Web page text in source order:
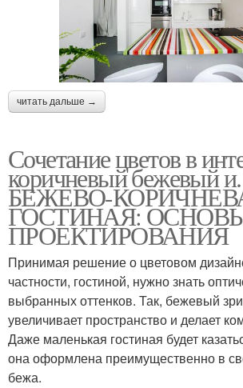
читать дальше →
Сочетание цветов в
коричневый бежевый и.
БЕЖЕВО-
ГОСТИНАЯ:
ПРОЕКТИРОВАНИЯ
Принимая решение о цветовом
частности, гостиной, нужно знать
выбранных оттенков. Так, бежевый
увеличивает пространство и делает
Даже маленькая гостиная будет
она оформлена преимущественно в
бежа.